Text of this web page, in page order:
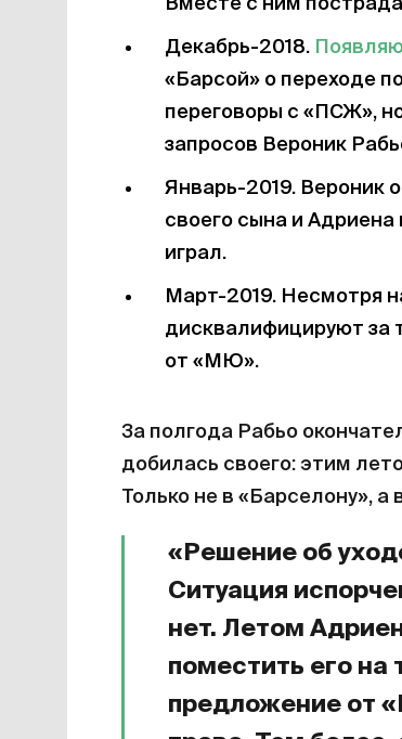
Вместе с ним
Декабрь-2018.
«Барсой» о переходе
переговоры с «ПСЖ»,
запросов Вероник
Январь-2019. Вероник
своего сына и Адриена
играл.
Март-2019. Несмотря
дисквалифицируют за
от «МЮ».
За полгода Рабьо
добилась своего: этим
Только не в «Барселону»,
«Решение об
Ситуация
нет. Летом
поместить его
предложение от